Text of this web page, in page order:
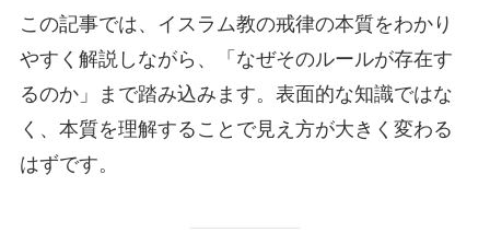
この記事では、イスラム教の戒律の本質をわかり
やすく解説しながら、「なぜそのルールが存在す
るのか」まで踏み込みます。表面的な知識ではな
く、本質を理解することで見え方が大きく変わる
はずです。